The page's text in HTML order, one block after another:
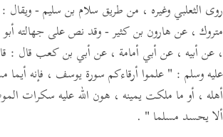
روى الثعلبي وغيره ، من طريق سلام بن سليم -ويقال :
متروك ، عن هارون بن كثير - وقد نص على جهالته
، عن أبيه ، عن أبي أمامة ، عن أبي بن كعب قال :
عليه وسلم : " علموا أرقاءكم سورة يوسف ، فإنه أيما
أهله ، أو ما ملكت يمينه ، هون الله عليه سكرات
ألا يحسد مسلما " .